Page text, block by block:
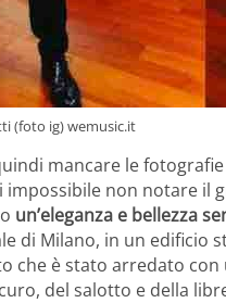
(foto ig) wemusic.it
mancare le
non notare il
un’eleganza e bellezza
di Milano, in un edificio
che è stato arredato
del salotto e della